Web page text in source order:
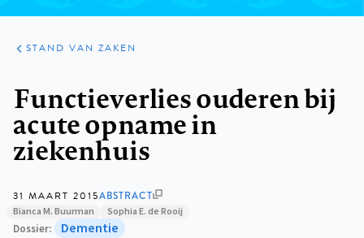
ARTIKELEN
PRAKTIJK
STAND VAN ZAKEN
Functieverlies ouderen bij
acute opname in
ziekenhuis
31 MAART 2015ABSTRACT
Bianca M. Buurman Sophia E. de Rooij
Dossier Dementie